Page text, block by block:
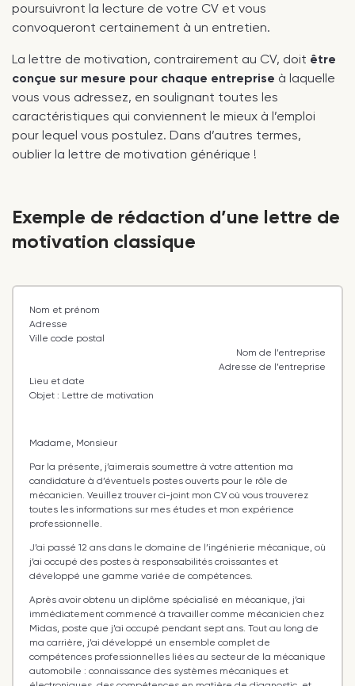
poursuivront la lecture de votre CV et vous
convoqueront certainement à un entretien.
La lettre de motivation, contrairement au CV, doit être
conçue sur mesure pour chaque entreprise à laquelle
vous vous adressez, en soulignant toutes les
caractéristiques qui conviennent le mieux à l’emploi
pour lequel vous postulez. Dans d’autres termes,
oublier la lettre de motivation générique !
Exemple de rédaction d’une lettre de
motivation classique
Nom et prénom
Adresse
Ville code postal
Nom de l’entreprise
Adresse de l’entreprise
Lieu et date
Objet : Lettre de motivation
Madame, Monsieur
Par la présente, j’aimerais soumettre à votre attention ma
candidature à d’éventuels postes ouverts pour le rôle de
mécanicien. Veuillez trouver ci-joint mon CV où vous trouverez
toutes les informations sur mes études et mon expérience
professionnelle.
J’ai passé 12 ans dans le domaine de l’ingénierie mécanique, où
j’ai occupé des postes à responsabilités croissantes et
développé une gamme variée de compétences.
Après avoir obtenu un diplôme spécialisé en mécanique, j’ai
immédiatement commencé à travailler comme mécanicien chez
Midas, poste que j’ai occupé pendant sept ans. Tout au long de
ma carrière, j’ai développé un ensemble complet de
compétences professionnelles liées au secteur de la mécanique
automobile : connaissance des systèmes mécaniques et